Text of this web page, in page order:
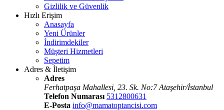
Gizlilik ve Güvenlik
Hızlı Erişim
Anasayfa
Yeni Ürünler
İndirimdekiler
Müşteri Hizmetleri
Sepetim
Adres & İletişim
Adres
Ferhatpaşa Mahallesi, 23. Sk. No:7 Ataşehir/İstanbul
Telefon Numarası 5312800631
E-Posta info@mamatoptancisi.com